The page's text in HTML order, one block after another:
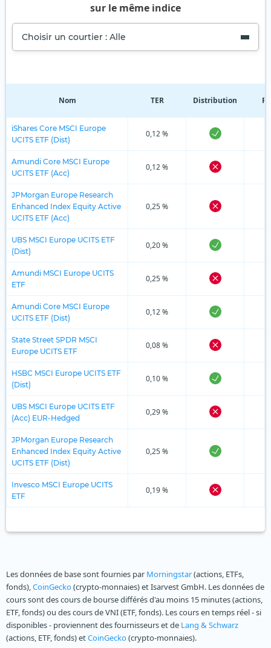
sur le même indice
Choisir un courtier : Alle
Nom TER Distribution
iShares Core MSCI Europe
UCITS ETF (Dist)
0,12 %
Amundi Core MSCI Europe
UCITS ETF (Acc)
0,12 %
JPMorgan Europe Research
Enhanced Index Equity Active
UCITS ETF (Acc)
0,25 %
UBS MSCI Europe UCITS ETF
(Dist)
0,20 %
Amundi MSCI Europe UCITS
ETF
0,25 %
Amundi Core MSCI Europe
UCITS ETF (Dist)
0,12 %
State Street SPDR MSCI
Europe UCITS ETF
0,08 %
HSBC MSCI Europe UCITS ETF
(Dist)
0,10 %
UBS MSCI Europe UCITS ETF
(Acc) EUR-Hedged
0,29 %
JPMorgan Europe Research
Enhanced Index Equity Active
UCITS ETF (Dist)
0,25 %
Invesco MSCI Europe UCITS
ETF
0,19 %
Les données de base sont fournies par Morningstar(actions, ETFs,
fonds), CoinGecko(crypto-monnaies) et Isarvest GmbH. Les données de
cours sont des cours de bourse différés d'au moins 15 minutes (actions,
ETF, fonds) ou des cours de VNI (ETF, fonds). Les cours en temps réel - si
disponibles - proviennent des fournisseurs et de Lang & Schwarz
(actions, ETF, fonds) etCoinGecko(crypto-monnaies).